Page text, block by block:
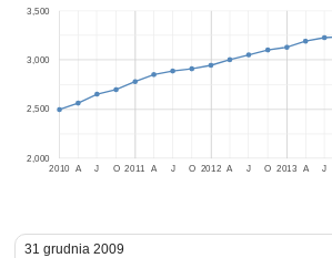
2010 2011 2012 2013
A J O A J O A J O A J
2,000
2,500
3,000
3,500
31 grudnia 2009